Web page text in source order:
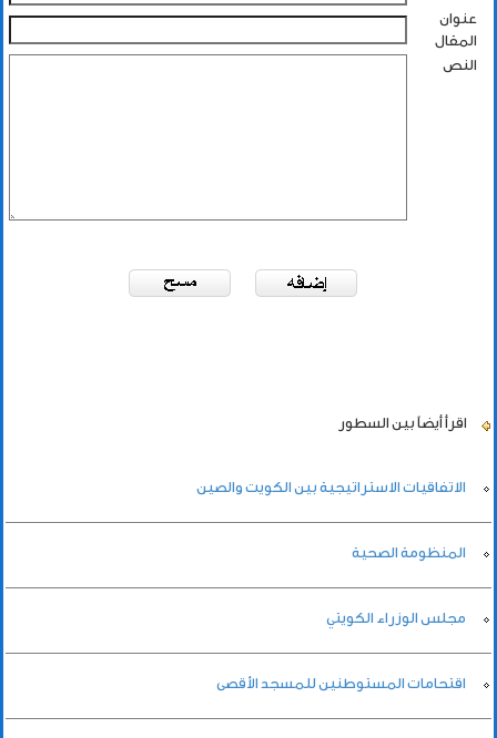
عنوان
المقال
النص
اقرأ أيضاً بين السطور
الاتفاقيات الاستراتيجية بين الكويت والصين
المنظومة الصحية
مجلس الوزراء الكويتي
اقتحامات المستوطنين للمسجد الأقصى